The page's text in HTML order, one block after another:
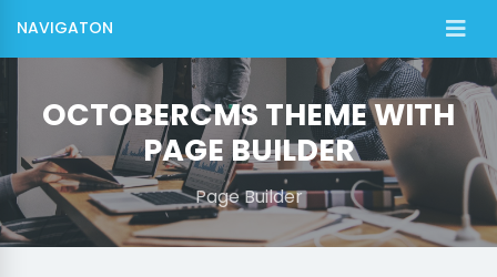
NAVIGATON
OCTOBERCMS THEME WITH
PAGE BUILDER
Page Builder